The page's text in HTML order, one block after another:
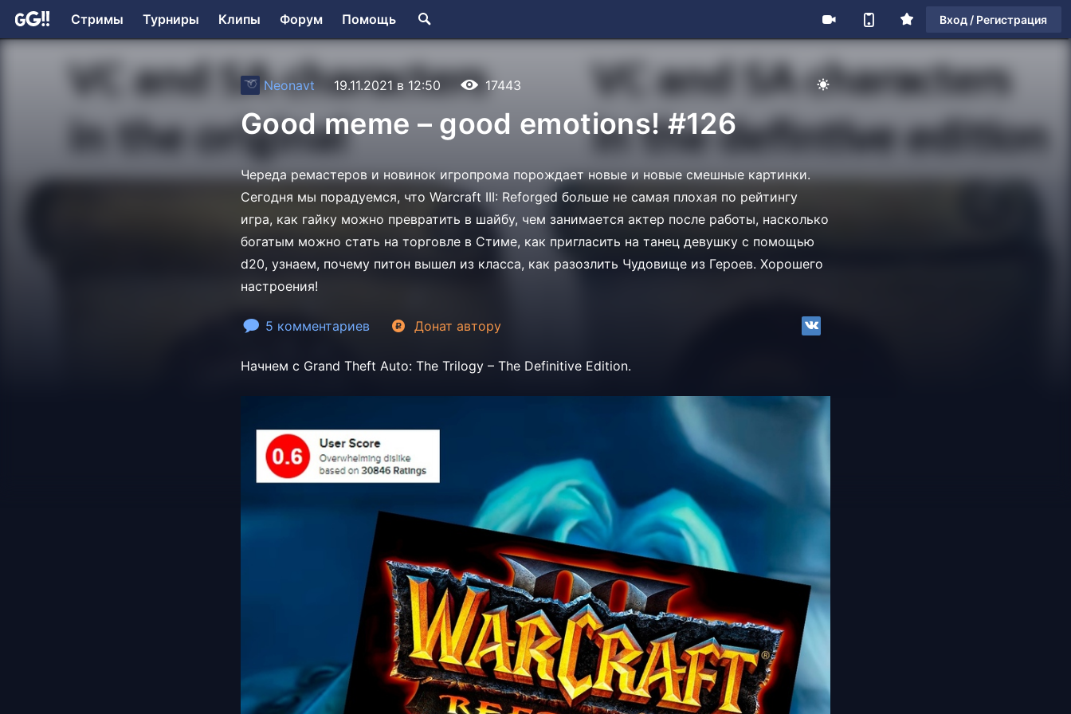
Стримы Турниры Клипы Форум Помощь Вход / Регистрация
Neonavt 19.11.2021 в 12:50 17443
Good meme – good emotions! #126
Череда ремастеров и новинок игропрома порождает новые и новые смешные картинки.
Сегодня мы порадуемся, что Warcraft III: Reforged больше не самая плохая по рейтингу
игра, как гайку можно превратить в шайбу, чем занимается актер после работы, насколько
богатым можно стать на торговле в Стиме, как пригласить на танец девушку с помощью
d20, узнаем, почему питон вышел из класса, как разозлить Чудовище из Героев. Хорошего
настроения!
5 комментариев Донат автору
Начнем с Grand Theft Auto: The Trilogy – The Definitive Edition.